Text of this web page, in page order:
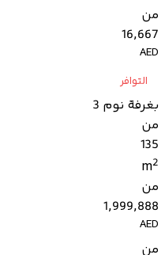
من
16,667
AED
التوافر
بغرفة نوم 3
من
135
m2
من
1,999,888
AED
من